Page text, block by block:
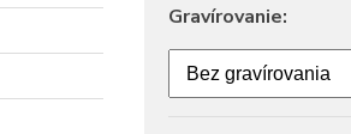
Gravírovanie: